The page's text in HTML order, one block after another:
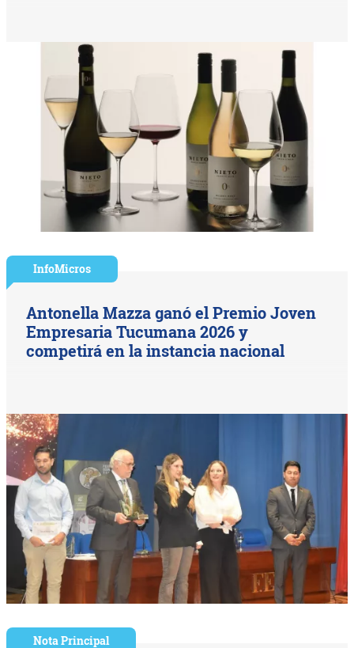
InfoMicros
Antonella Mazza ganó el Premio Joven
Empresaria Tucumana 2026 y
competirá en la instancia nacional
Nota Principal